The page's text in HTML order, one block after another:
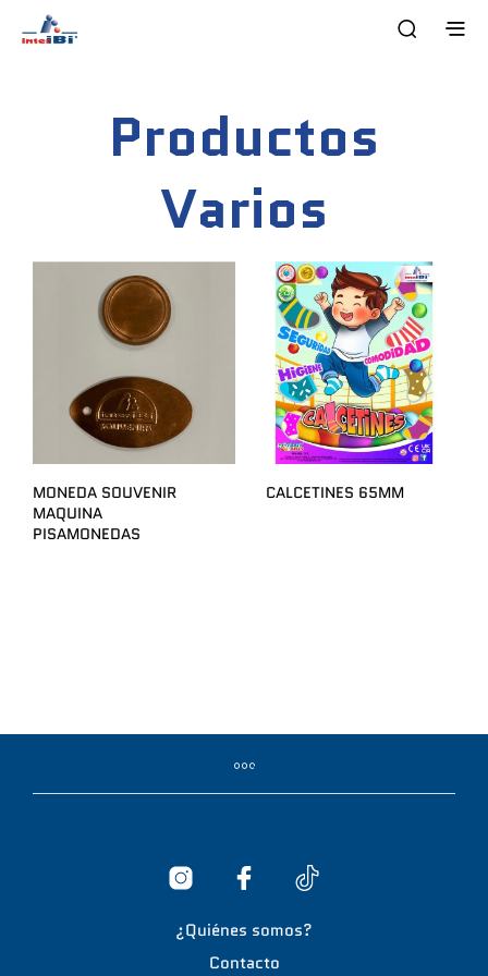
Productos
Varios
MONEDA SOUVENIR
MAQUINA
PISAMONEDAS
CALCETINES 65MM
¿Quiénes somos?
Contacto